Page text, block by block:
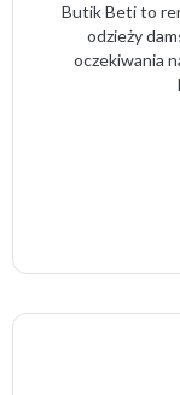
Butik Beti to
odzieży
oczekiwania